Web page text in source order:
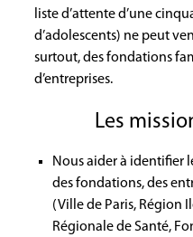
liste d’attente d’une
d’adolescents) ne peut
surtout, des fondations
d’entreprises.
Les
Nous aider à identifier
des fondations, des
(Ville de Paris, Région
Régionale de Santé,